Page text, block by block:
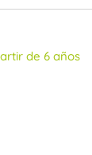
de 6 años